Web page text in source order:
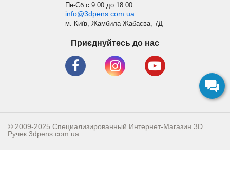
Пн-Сб с 9:00 до 18:00
info@3dpens.com.ua
м. Київ, Жамбила Жабаєва, 7Д
Приєднуйтесь до нас
© 2009-2025 Специализированный Интернет-Магазин 3D
Ручек 3dpens.com.ua